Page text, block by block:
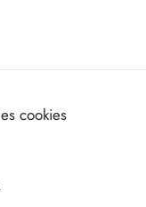
cookies